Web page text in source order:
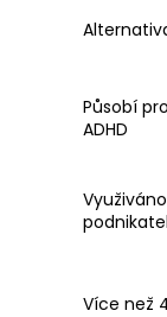
Působí
ADHD
Více než